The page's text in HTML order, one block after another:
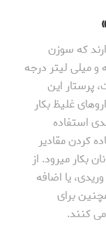
که سوزن
میلی لیتر درجه
۱سی سی است، پرستار این
غلیظ بکار
استفاده
کردن مقادیر
بکار میرود. از
یا اضافه
برای
کنند.